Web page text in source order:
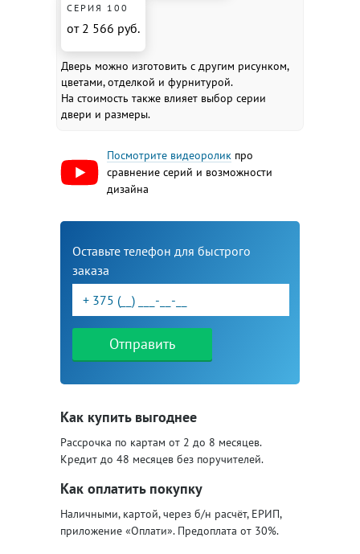
СЕРИЯ 100
от 2 566 руб.
Дверь можно изготовить с другим рисунком,
цветами, отделкой и фурнитурой.
На стоимость также влияет выбор серии
двери и размеры.
Посмотрите видеоролик про
сравнение серий и возможности
дизайна
Оставьте телефон для быстрого
заказа
Отправить
Как купить выгоднее
Рассрочка по картам от 2 до 8 месяцев.
Кредит до 48 месяцев без поручителей.
Как оплатить покупку
Наличными, картой, через б/н расчёт, ЕРИП,
приложение «Оплати». Предоплата от 30%.